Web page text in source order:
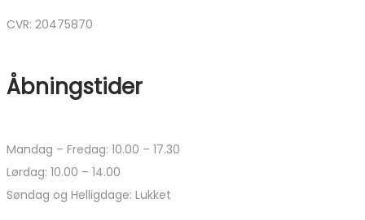
CVR: 20475870
Åbningstider
Mandag – Fredag: 10.00 – 17.30
Lørdag: 10.00 – 14.00
Søndag og Helligdage: Lukket